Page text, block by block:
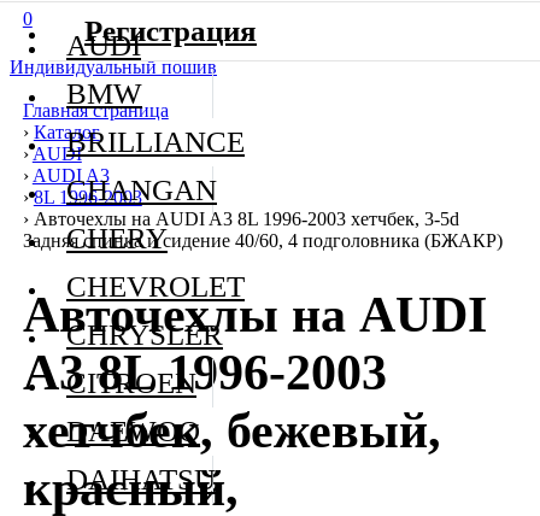
0
Индивидуальный пошив
Главная страница
› Каталог
›AUDI
› AUDI A3
› 8L 1996-2003
› Авточехлы на AUDI A3 8L 1996-2003 хетчбек, 3-5d
Задняя спинка и сидение 40/60, 4 подголовника (БЖАКР)
Авточехлы на AUDI
A3 8L 1996-2003
хетчбек, бежевый,
красный,
AUDI
BMW
BRILLIANCE
CHANGAN
CHERY
CHEVROLET
CHRYSLER
CITROEN
DAEWOO
DAIHATSU
Регистрация